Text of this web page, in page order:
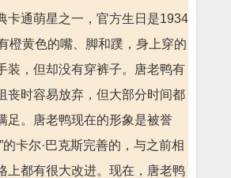
卡通萌星之一，官方生日是1934
橙黄色的嘴、脚和蹼，身上穿的
装，但却没有穿裤子。唐老鸭有
丧时容易放弃，但大部分时间都
足。唐老鸭现在的形象是被誉
的卡尔·巴克斯完善的，与之前相
上都有很大改进。现在，唐老鸭